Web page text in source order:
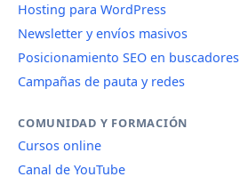
Hosting para WordPress
Newsletter y envíos masivos
Posicionamiento SEO en buscadores
Campañas de pauta y redes
COMUNIDAD Y FORMACIÓN
Cursos online
Canal de YouTube